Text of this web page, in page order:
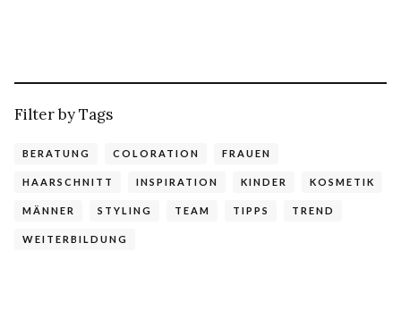
Filter by Tags
BERATUNG COLORATION FRAUEN
HAARSCHNITT INSPIRATION KINDER KOSMETIK
MÄNNER STYLING TEAM TIPPS TREND
WEITERBILDUNG